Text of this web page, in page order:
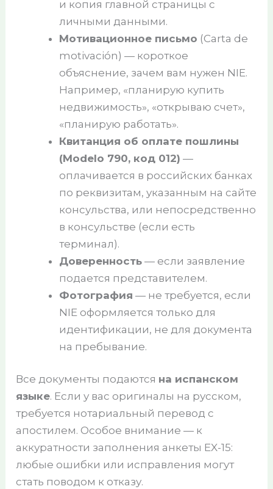
и копия главной страницы с
личными данными.
Мотивационное письмо (Carta de
motivación) — короткое
объяснение, зачем вам нужен NIE.
Например, «планирую купить
недвижимость», «открываю счет»,
«планирую работать».
Квитанция об оплате пошлины
(Modelo 790, код 012) —
оплачивается в российских банках
по реквизитам, указанным на сайте
консульства, или непосредственно
в консульстве (если есть
терминал).
Доверенность — если заявление
подается представителем.
Фотография — не требуется, если
NIE оформляется только для
идентификации, не для документа
на пребывание.
Все документы подаются на испанском
языке. Если у вас оригиналы на русском,
требуется нотариальный перевод с
апостилем. Особое внимание — к
аккуратности заполнения анкеты EX-15:
любые ошибки или исправления могут
стать поводом к отказу.